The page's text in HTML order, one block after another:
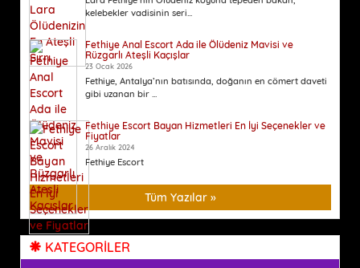
kelebekler vadisinin seri...
Fethiye Anal Escort Ada ile Ölüdeniz Mavisi ve
Rüzgarlı Ateşli Kaçışlar
23 Ocak 2026
Fethiye, Antalya’nın batısında, doğanın en cömert daveti
gibi uzanan bir ...
Fethiye Escort Bayan Hizmetleri En İyi Seçenekler ve
Fiyatlar
26 Aralık 2024
Fethiye Escort
Tüm Yazılar »
KATEGORİLER